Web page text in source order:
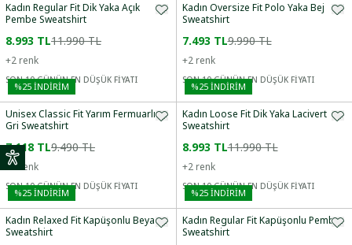
Kadın Regular Fit Dik Yaka Açık
Pembe Sweatshirt
8.993 TL11.990 TL
+2 renk
SON 10 GÜNÜN EN DÜŞÜK FİYATI
Kadın Oversize Fit Polo Yaka Bej
Sweatshirt
7.493 TL9.990 TL
+2 renk
SON 10 GÜNÜN EN DÜŞÜK FİYATI
%25 İNDİRİM
Unisex Classic Fit Yarım Fermuarlı
Gri Sweatshirt
7.118 TL9.490 TL
+2 renk
SON 10 GÜNÜN EN DÜŞÜK FİYATI
%25İNDİRİM
Kadın Loose Fit Dik Yaka Lacivert
Sweatshirt
8.993 TL11.990 TL
+2 renk
SON 10 GÜNÜN EN DÜŞÜK FİYATI
%25 İNDİRİM
Kadın Relaxed Fit Kapüşonlu Beyaz
Sweatshirt
%25İNDİRİM
Kadın Regular Fit Kapüşonlu Pembe
Sweatshirt